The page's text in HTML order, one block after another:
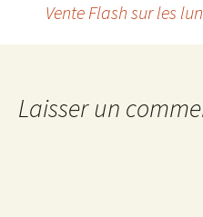
desVente Flash sur les
Laisser un